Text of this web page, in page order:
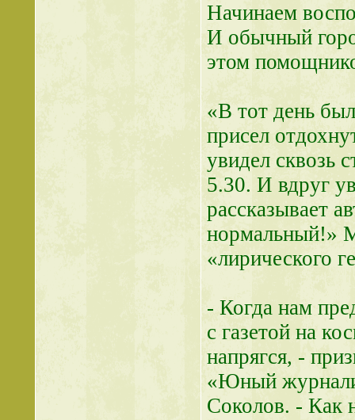
Начинаем
И обычный
этом
«В тот день
присел
увидел сквозь
5.30. И вдруг
рассказывает
нормальный!»
«лирического
- Когда нам
с газетой на
напрягся, -
«Юный
Соколов. - Как